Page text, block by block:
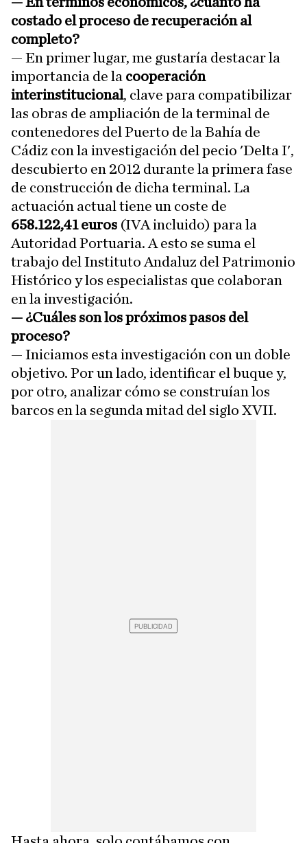
costado el proceso de recuperación al
completo?
— En primer lugar, me gustaría destacar la
importancia de la cooperación
interinstitucional, clave para compatibilizar
las obras de ampliación de la terminal de
contenedores del Puerto de la Bahía de
Cádiz con la investigación del pecio 'Delta I',
descubierto en 2012 durante la primera fase
de construcción de dicha terminal. La
actuación actual tiene un coste de
658.122,41 euros (IVA incluido) para la
Autoridad Portuaria. A esto se suma el
trabajo del Instituto Andaluz del Patrimonio
Histórico y los especialistas que colaboran
en la investigación.
— ¿Cuáles son los próximos pasos del
proceso?
— Iniciamos esta investigación con un doble
objetivo. Por un lado, identificar el buque y,
por otro, analizar cómo se construían los
barcos en la segunda mitad del siglo XVII.